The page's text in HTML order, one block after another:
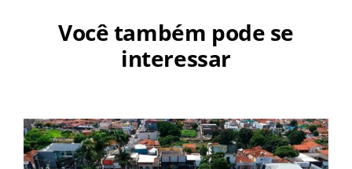
Você também pode se
interessar